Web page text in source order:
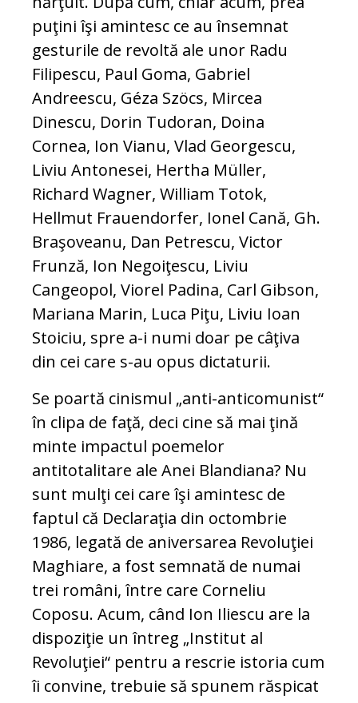
puţini îşi amintesc ce au însemnat
gesturile de revoltă ale unor Radu
Filipescu, Paul Goma, Gabriel
Andreescu, Géza Szöcs, Mircea
Dinescu, Dorin Tudoran, Doina
Cornea, Ion Vianu, Vlad Georgescu,
Liviu Antonesei, Hertha Müller,
Richard Wagner, William Totok,
Hellmut Frauendorfer, Ionel Cană, Gh.
Braşoveanu, Dan Petrescu, Victor
Frunză, Ion Negoiţescu, Liviu
Cangeopol, Viorel Padina, Carl Gibson,
Mariana Marin, Luca Piţu, Liviu Ioan
Stoiciu, spre a-i numi doar pe câţiva
din cei care s-au opus dictaturii.
Se poartă cinismul „anti-anticomunist“
în clipa de faţă, deci cine să mai ţină
minte impactul poemelor
antitotalitare ale Anei Blandiana? Nu
sunt mulţi cei care îşi amintesc de
faptul că Declaraţia din octombrie
1986, legată de aniversarea Revoluţiei
Maghiare, a fost semnată de numai
trei români, între care Corneliu
Coposu. Acum, când Ion Iliescu are la
dispoziţie un întreg „Institut al
Revoluţiei“ pentru a rescrie istoria cum
îi convine, trebuie să spunem răspicat